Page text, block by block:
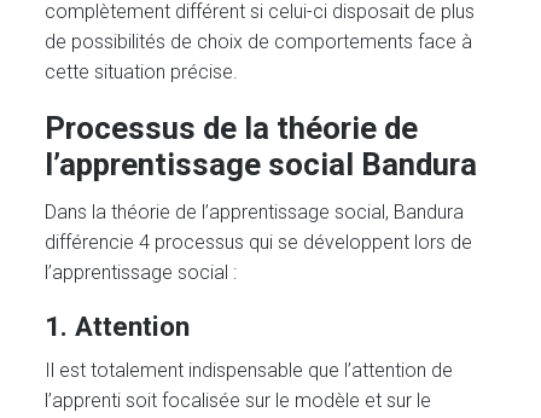
complètement différent si celui-ci disposait de plus
de possibilités de choix de comportements face à
cette situation précise.
Processus de la théorie de
l’apprentissage social Bandura
Dans la théorie de l’apprentissage social, Bandura
différencie 4 processus qui se développent lors de
l’apprentissage social :
1. Attention
Il est totalement indispensable que l’attention de
l’apprenti soit focalisée sur le modèle et sur le